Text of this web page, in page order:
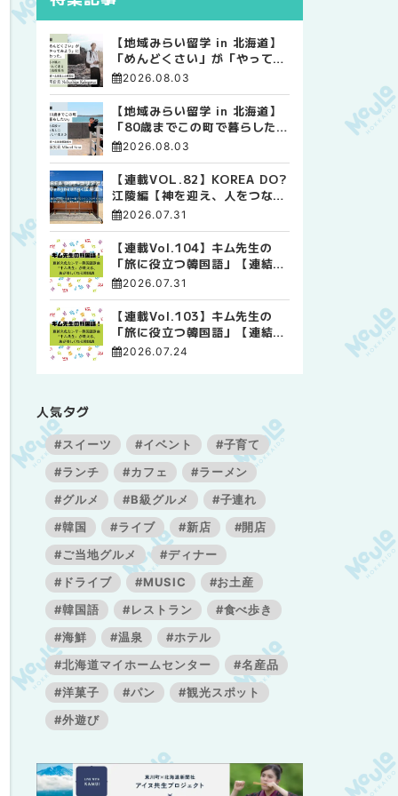
【地域みらい留学 in 北海道】
「めんどくさい」が「やってみ
よう」に変わった。 十勝の風
自由な高校生活
2026.08.03
【地域みらい留学 in 北海道】
「80歳までこの町で暮らした
い」 標津高校で踏み出した、
2026.08.03
【連載VOL.82】KOREA DO?
江陵編【神を迎え、人をつなぐ
時間 ― 江陵端午祭 】
2026.07.31
【連載Vol.104】キム先生の
「旅に役立つ韓国語」【連結語
尾について その4】
2026.07.31
【連載Vol.103】キム先生の
「旅に役立つ韓国語」【連結語
尾について その3】
2026.07.24
人気タグ
#スイーツ #イベント
#子育て
#ランチ
#カフェ
#ラーメン
#グルメ
#B級グルメ
#子連れ
#韓国
#ライブ #新店
#開店
#ご当地グルメ
#ディナー
#ドライブ
#MUSIC
#お土産
#韓国語
#レストラン
#食べ歩き
#海鮮
#温泉
#ホテル
#北海道マイホームセンター
#名産品
#洋菓子
#パン
#観光スポット
#外遊び